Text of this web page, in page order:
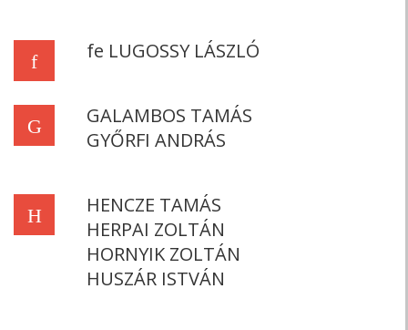
f fe LUGOSSY LÁSZLÓ
G
GALAMBOS TAMÁS
GYŐRFI ANDRÁS
H
HENCZE TAMÁS
HERPAI ZOLTÁN
HORNYIK ZOLTÁN
HUSZÁR ISTVÁN